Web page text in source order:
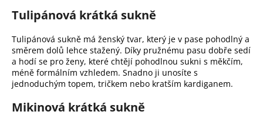
Tulipánová krátká sukně
Tulipánová sukně má ženský tvar, který je v pase pohodlný a
směrem dolů lehce stažený. Díky pružnému pasu dobře sedí
a hodí se pro ženy, které chtějí pohodlnou sukni s měkčím,
méně formálním vzhledem. Snadno ji unosíte s
jednoduchým topem, tričkem nebo kratším kardiganem.
Mikinová krátká sukně